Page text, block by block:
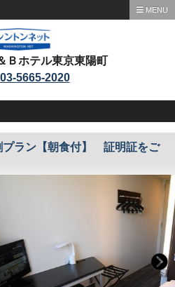
MENU
Ｂホテル東京東陽町
03-5665-2020
プラン【朝食付】 証明証をご